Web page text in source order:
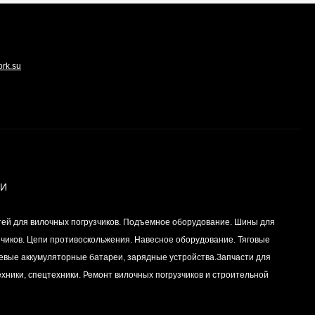
Вкладыш коренной
центральный STD (1шт
двигателей
Цена по
для вилочных погрузчиков. Подъемное оборудование. Шины для
Цепи противоскольжения. Навесное оборудование. Тяговые
аккумуляторные батареи, зарядные устройства.Запчасти для
спецтехники. Ремонт вилочных погрузчиков и строительной